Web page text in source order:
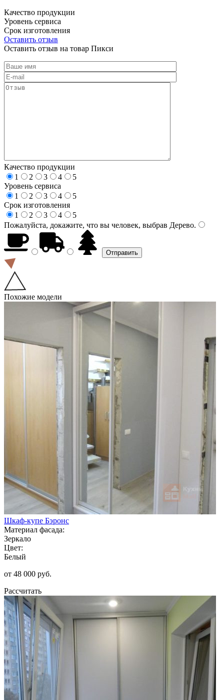
Качество продукции
Уровень сервиса
Срок изготовления
Оставить отзыв
Оставить отзыв на товар Пикси
Качество продукции
1
2 3 4
5
Уровень сервиса
1
2 3 4
5
Срок изготовления
1
2 3 4
5
Пожалуйста, докажите, что вы человек, выбрав Дерево.
Похожие модели
Шкаф-купе Бэронс
Материал фасада:
Зеркало
Цвет:
Белый
от 48 000 руб.
Рассчитать